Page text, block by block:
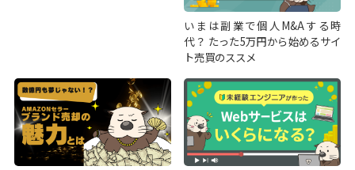
いまは副業で個人M&Aする時
代？ たった5万円から始めるサイ
ト売買のススメ